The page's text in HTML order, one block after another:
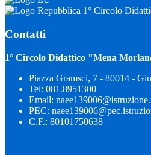
1° Circolo
Contatti
1° Circolo Didattico "Mena
Piazza Gramsci, 7 - 80014 -
Tel: 081.8951300
Email:
PEC:
C.F.: 80101750638